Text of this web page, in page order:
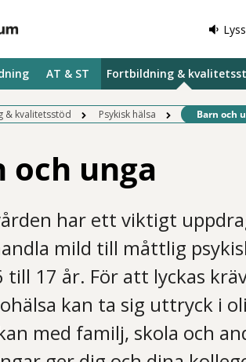
AT & ST Fortbildning &
& kvalitetsstöd Psykisk hälsa Befintlig
Barn och
och unga
har ett viktigt
mild till måttlig
till 17 år. För att lyckas
kan ta sig uttryck i
med familj, skola och